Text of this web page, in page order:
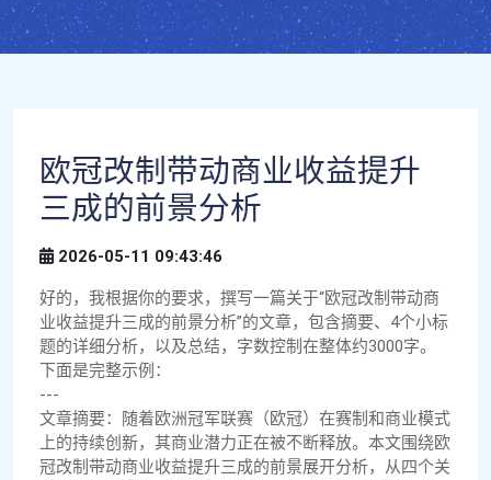
欧冠改制带动商业收益提升
三成的前景分析
2026-05-11 09:43:46
好的，我根据你的要求，撰写一篇关于“欧冠改制带动商
业收益提升三成的前景分析”的文章，包含摘要、4个小标
题的详细分析，以及总结，字数控制在整体约3000字。
下面是完整示例：
---
文章摘要：随着欧洲冠军联赛（欧冠）在赛制和商业模式
上的持续创新，其商业潜力正在被不断释放。本文围绕欧
冠改制带动商业收益提升三成的前景展开分析，从四个关